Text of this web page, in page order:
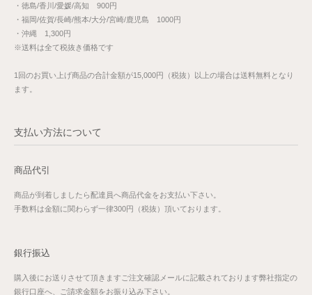
・徳島/香川/愛媛/高知 900円
・福岡/佐賀/長崎/熊本/大分/宮崎/鹿児島 1000円
・沖縄 1,300円
※送料は全て税抜き価格です
1回のお買い上げ商品の合計金額が15,000円（税抜）以上の場合は送料無料となり
ます。
支払い方法について
商品代引
商品が到着しましたら配達員へ商品代金をお支払い下さい。
手数料は金額に関わらず一律300円（税抜）頂いております。
銀行振込
購入後にお送りさせて頂きますご注文確認メールに記載されております弊社指定の
銀行口座へ、ご請求金額をお振り込み下さい。